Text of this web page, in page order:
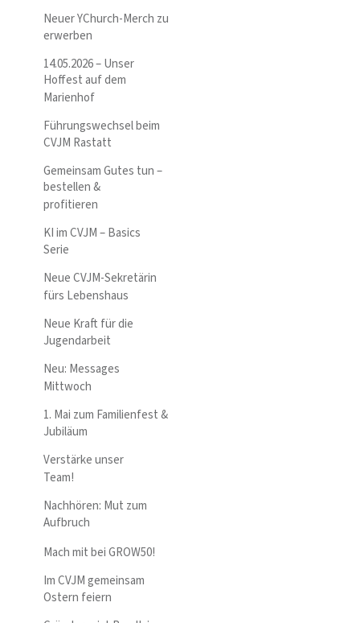
Neuer YChurch-Merch zu
erwerben
14.05.2026 – Unser
Hoffest auf dem
Marienhof
Führungswechsel beim
CVJM Rastatt
Gemeinsam Gutes tun –
bestellen &
profitieren
KI im CVJM – Basics
Serie
Neue CVJM-Sekretärin
fürs Lebenshaus
Neue Kraft für die
Jugendarbeit
Neu: Messages
Mittwoch
1. Mai zum Familienfest &
Jubiläum
Verstärke unser
Team!
Nachhören: Mut zum
Aufbruch
Mach mit bei GROW50!
Im CVJM gemeinsam
Ostern feiern